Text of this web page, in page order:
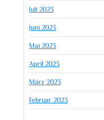
Juli 2023
Juni 2023
Mai 2023
April 2023
März 2023
Februar 2023